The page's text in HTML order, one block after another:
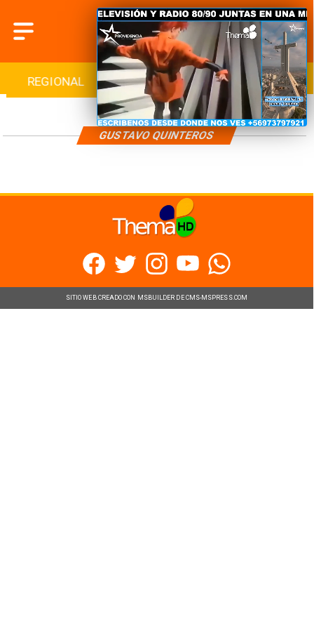
REGIONAL INTERNACIONAL DEPORTES
GUSTAVO QUINTEROS
SITIO WEB CREADO CON MSBUILDER DE CMS-MSPRESS.COM